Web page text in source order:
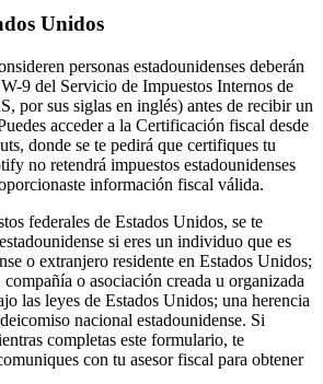
Unidos
personas estadounidenses deberán
9 del Servicio de Impuestos Internos de
por sus siglas en inglés) antes de recibir un
acceder a la Certificación fiscal desde
donde se te pedirá que certifiques tu
no retendrá impuestos estadounidenses
información fiscal válida.
federales de Estados Unidos, se te
si eres un individuo que es
o extranjero residente en Estados Unidos;
compañía o asociación creada u organizada
las leyes de Estados Unidos; una herencia
nacional estadounidense. Si
completas este formulario, te
con tu asesor fiscal para obtener